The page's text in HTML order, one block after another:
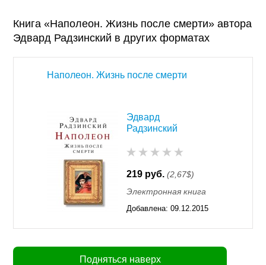
Книга «Наполеон. Жизнь после смерти» автора
Эдвард Радзинский в других форматах
Наполеон. Жизнь после смерти
Эдвард
Радзинский
219 руб. (2,67$)
Электронная книга
Добавлена: 09.12.2015
Подняться наверх